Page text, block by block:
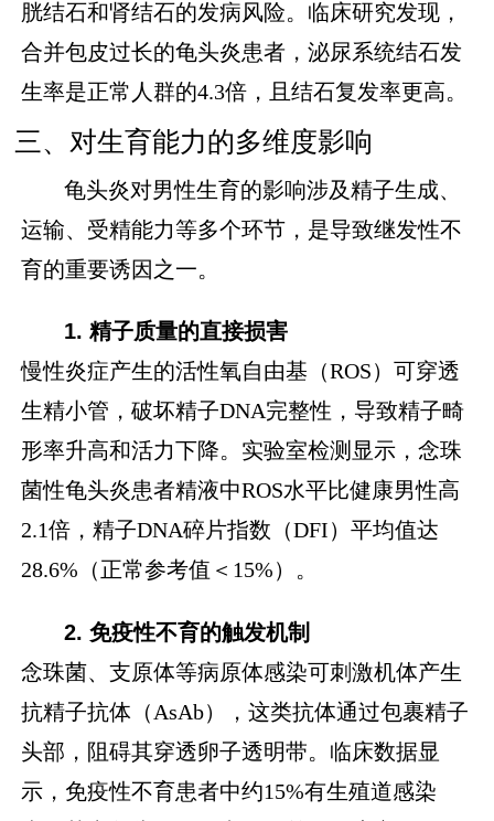
胱结石和肾结石的发病风险。临床研究发现，
合并包皮过长的龟头炎患者，泌尿系统结石发
生率是正常人群的4.3倍，且结石复发率更高。
三、对生育能力的多维度影响
龟头炎对男性生育的影响涉及精子生成、
运输、受精能力等多个环节，是导致继发性不
育的重要诱因之一。
1. 精子质量的直接损害
慢性炎症产生的活性氧自由基（ROS）可穿透
生精小管，破坏精子DNA完整性，导致精子畸
形率升高和活力下降。实验室检测显示，念珠
菌性龟头炎患者精液中ROS水平比健康男性高
2.1倍，精子DNA碎片指数（DFI）平均值达
28.6%（正常参考值＜15%）。
2. 免疫性不育的触发机制
念珠菌、支原体等病原体感染可刺激机体产生
抗精子抗体（AsAb），这类抗体通过包裹精子
头部，阻碍其穿透卵子透明带。临床数据显
示，免疫性不育患者中约15%有生殖道感染